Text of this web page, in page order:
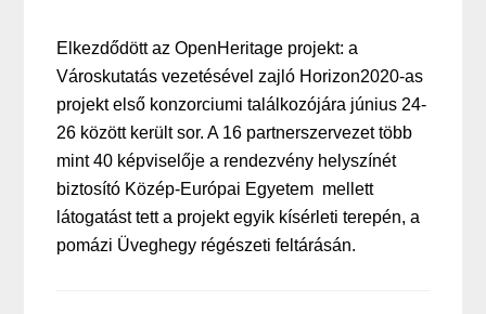
Elkezdődött az OpenHeritage projekt: a
Városkutatás vezetésével zajló Horizon2020-as
projekt első konzorciumi találkozójára június 24-
26 között került sor. A 16 partnerszervezet több
mint 40 képviselője a rendezvény helyszínét
biztosító Közép-Európai Egyetem mellett
látogatást tett a projekt egyik kísérleti terepén, a
pomázi Üveghegy régészeti feltárásán.